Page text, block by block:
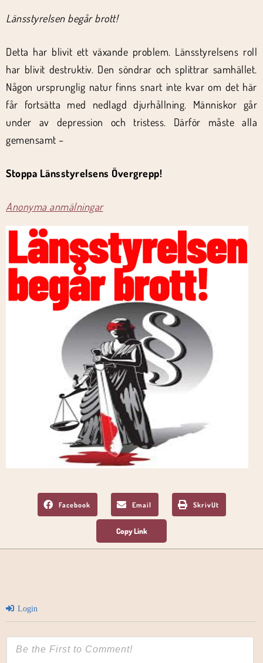
Länsstyrelsen begår brott!
Detta har blivit ett växande problem. Länsstyrelsens roll
har blivit destruktiv. Den söndrar och splittrar samhället.
Någon ursprunglig natur finns snart inte kvar om det här
får fortsätta med nedlagd djurhållning. Människor går
under av depression och tristess. Därför måste alla
gemensamt –
Stoppa Länsstyrelsens Övergrepp!
Anonyma anmälningar
Facebook Email SkrivUt
Login